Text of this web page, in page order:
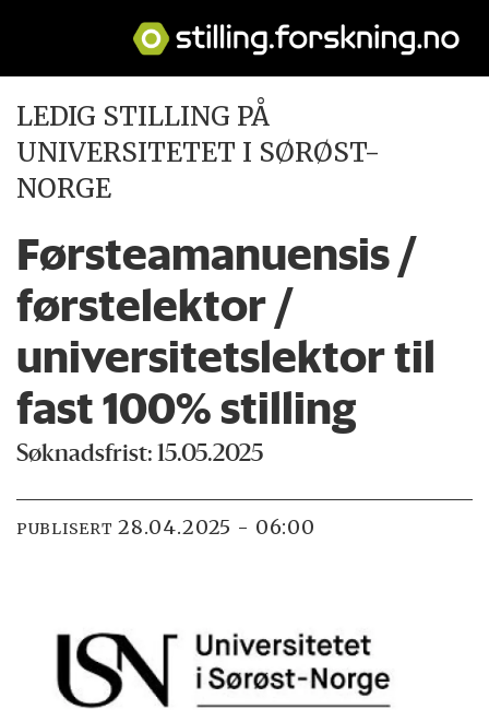
LEDIG STILLING PÅ
UNIVERSITETET I SØRØST-
NORGE
Førsteamanuensis /
førstelektor /
universitetslektor til
fast 100% stilling
Søknadsfrist: 15.05.2025
PUBLISERT 28.04.2025 - 06:00